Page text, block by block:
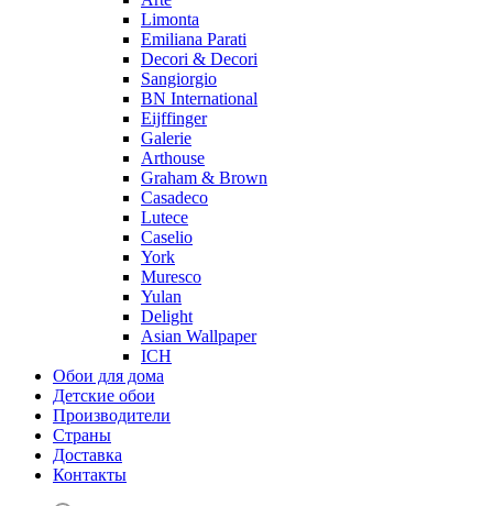
Limonta
Emiliana Parati
Decori & Decori
Sangiorgio
BN International
Eijffinger
Galerie
Arthouse
Graham & Brown
Casadeco
Lutece
Caselio
York
Muresco
Yulan
Delight
Asian Wallpaper
ICH
Обои для дома
Детские обои
Производители
Страны
Доставка
Контакты